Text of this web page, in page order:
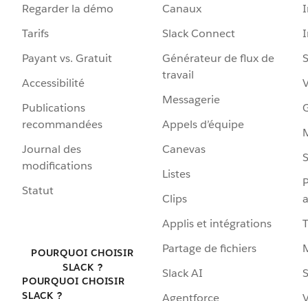
Regarder la démo
Tarifs
Payant vs. Gratuit
Accessibilité
Publications
recommandées
Journal des
modifications
Statut
POURQUOI CHOISIR
SLACK ?
POURQUOI CHOISIR
SLACK ?
Canaux
Slack Connect
Générateur de flux de
travail
Messagerie
Appels d’équipe
Canevas
Listes
Clips
Applis et intégrations
Partage de fichiers
Slack AI
Agentforce